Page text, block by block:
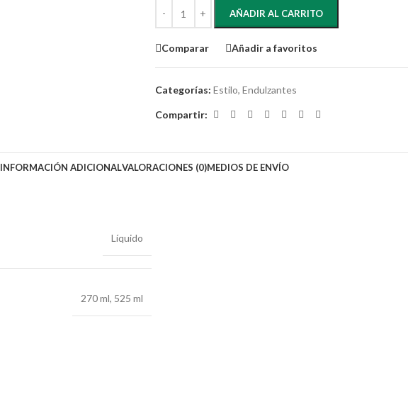
AÑADIR AL CARRITO
Comparar Añadir a favoritos
Categorías: Estilo, Endulzantes
Compartir:
INFORMACIÓN ADICIONALVALORACIONES (0)MEDIOS DE ENVÍO
Líquido
270 ml, 525 ml